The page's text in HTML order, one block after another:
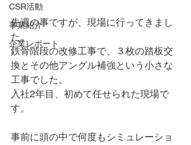
CSR活動
事業紹介
企業レポート
先週の事ですが、現場に行ってきまし
た。
鉄骨階段の改修工事で、３枚の踏板交
換とその他アングル補強という小さな
工事でした。
入社2年目、初めて任せられた現場で
す。
事前に頭の中で何度もシミュレーショ